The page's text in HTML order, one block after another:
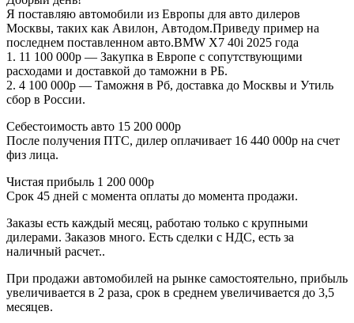
Я поставляю автомобили из Европы для авто дилеров
Москвы, таких как Авилон, Автодом.Приведу пример на
последнем поставленном авто.BMW X7 40i 2025 года
1. 11 100 000р — Закупка в Европе с сопутствующими
расходами и доставкой до таможни в РБ.
2. 4 100 000р — Таможня в Рб, доставка до Москвы и Утиль
сбор в России.
Себестоимость авто 15 200 000р
После получения ПТС, дилер оплачивает 16 440 000р на счет
физ лица.
Чистая прибыль 1 200 000р
Срок 45 дней с момента оплаты до момента продажи.
Заказы есть каждый месяц, работаю только с крупными
дилерами. Заказов много. Есть сделки с НДС, есть за
наличный расчет..
При продажи автомобилей на рынке самостоятельно, прибыль
увеличивается в 2 раза, срок в среднем увеличивается до 3,5
месяцев.